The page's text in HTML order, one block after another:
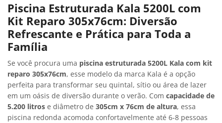
Piscina Estruturada Kala 5200L com
Kit Reparo 305x76cm: Diversão
Refrescante e Prática para Toda a
Família
Se você procura uma piscina estruturada 5200L Kala com kit
reparo 305x76cm, esse modelo da marca Kala é a opção
perfeita para transformar seu quintal, sítio ou área de lazer
em um oásis de diversão durante o verão. Com capacidade de
5.200 litros e diâmetro de 305cm x 76cm de altura, essa
piscina redonda acomoda confortavelmente até 6-8 pessoas